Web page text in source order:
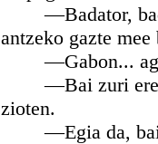
—Badator,
antzeko gazte
—Gabon... agur
—Bai zuri ere.
zioten.
—Egia da, bai;